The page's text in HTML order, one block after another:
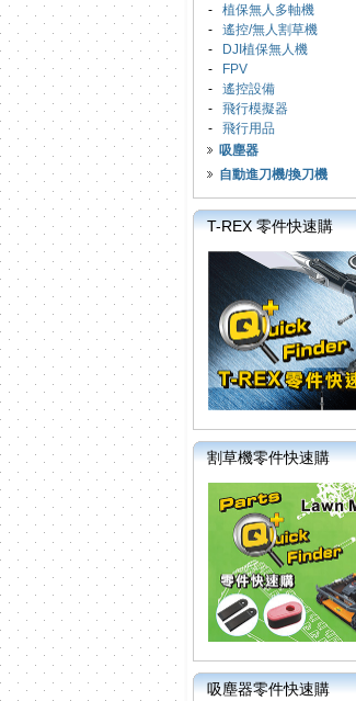
- 植保無人多軸機
- 遙控/無人割草機
-
DJI植保無人機
-
FPV
- 遙控設備
- 飛行模擬器
- 飛行用品
吸塵器
自動進刀機/換刀機
T-REX 零件快速購
割草機零件快速購
吸塵器零件快速購